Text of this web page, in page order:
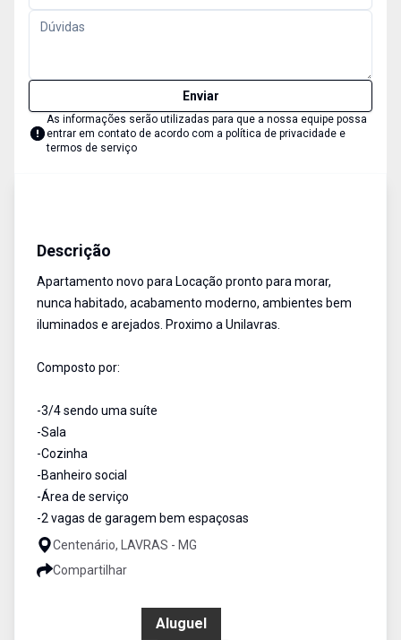
Enviar
As informações serão utilizadas para que a nossa equipe possa
entrar em contato de acordo com a política de privacidade e
termos de serviço
Descrição
Apartamento novo para Locação pronto para morar,
nunca habitado, acabamento moderno, ambientes bem
iluminados e arejados. Proximo a Unilavras.
Composto por:
-3/4 sendo uma suíte
-Sala
-Cozinha
-Banheiro social
-Área de serviço
-2 vagas de garagem bem espaçosas
Centenário, LAVRAS - MG
Compartilhar
Aluguel